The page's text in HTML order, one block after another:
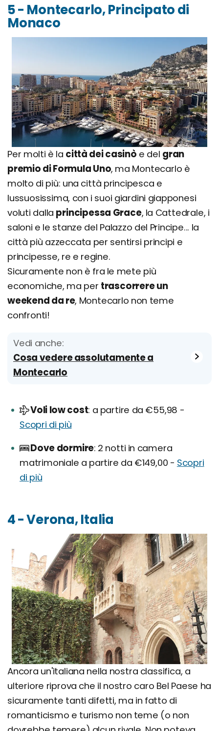
5 - Montecarlo, Principato di
Monaco
Per molti è la città dei casinò e del gran
premio di Formula Uno, ma Montecarlo è
molto di più: una città principesca e
lussuosissima, con i suoi giardini giapponesi
voluti dalla principessa Grace, la Cattedrale, i
saloni e le stanze del Palazzo del Principe... la
città più azzeccata per sentirsi principi e
principesse, re e regine.
Sicuramente non è fra le mete più
economiche, ma per trascorrere un
weekend da re, Montecarlo non teme
confronti!
Vedi anche:
Cosa vedere assolutamente a
Montecarlo
Voli low cost a partire da €55,98 -
Scopri di più
Dove dormire 2 notti in camera
matrimoniale a partire da €149,00 - Scopri
di più
4 - Verona, Italia
Ancora un'italiana nella nostra classifica, a
ulteriore riprova che il nostro caro Bel Paese ha
sicuramente tanti difetti, ma in fatto di
romanticismo e turismo non teme (o non